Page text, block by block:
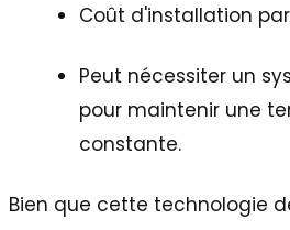
Coût d'installation
Peut nécessiter un
pour maintenir une
constante.
Bien que cette technologie